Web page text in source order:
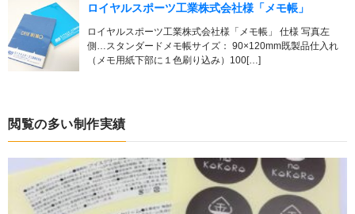
ロイヤルスポーツ工業株式会社様「メモ帳」
ロイヤルスポーツ工業株式会社様「メモ帳」 仕様 写真左
側…スタンダードメモ帳サイズ： 90×120mm既製品仕入れ
（メモ用紙下部に１色刷り込み）100[…]
閲覧の多い制作実績